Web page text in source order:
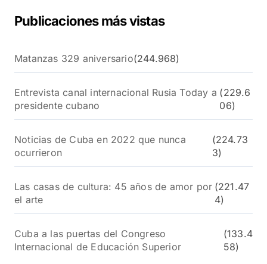
Publicaciones más vistas
Matanzas 329 aniversario(244.968)
Entrevista canal internacional Rusia Today a
presidente cubano
(229.6
06)
Noticias de Cuba en 2022 que nunca
ocurrieron
(224.73
3)
Las casas de cultura: 45 años de amor por
el arte
(221.47
4)
Cuba a las puertas del Congreso
Internacional de Educación Superior
(133.4
58)